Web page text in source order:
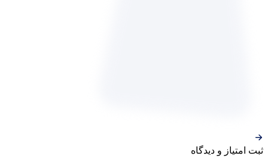
ثبت‌ امتیاز‌ و‌ دیدگاه